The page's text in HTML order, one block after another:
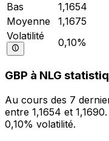
Bas
1,1654
Moyenne
1,1675
Volatilité
0,10%
GBP à NLG
Au cours des 7
entre 1,1654 et
0,10% volatilité.